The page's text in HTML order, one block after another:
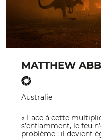
MATTHEW
Australie
« Face à cette
s’enflamment, le feu
problème : il devient